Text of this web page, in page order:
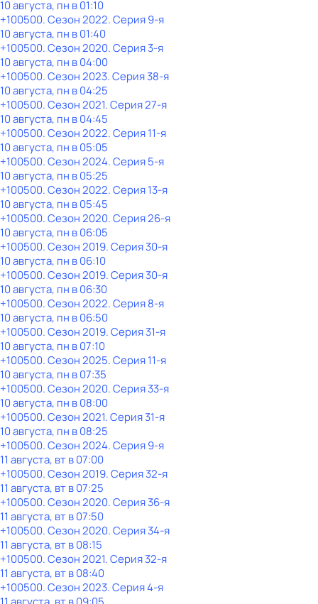
10 августа, пн в 01:10
+100500. Сезон 2022. Серия 9-я
10 августа, пн в 01:40
+100500. Сезон 2020. Серия 3-я
10 августа, пн в 04:00
+100500. Сезон 2023. Серия 38-я
10 августа, пн в 04:25
+100500. Сезон 2021. Серия 27-я
10 августа, пн в 04:45
+100500. Сезон 2022. Серия 11-я
10 августа, пн в 05:05
+100500. Сезон 2024. Серия 5-я
10 августа, пн в 05:25
+100500. Сезон 2022. Серия 13-я
10 августа, пн в 05:45
+100500. Сезон 2020. Серия 26-я
10 августа, пн в 06:05
+100500. Сезон 2019. Серия 30-я
10 августа, пн в 06:10
+100500. Сезон 2019. Серия 30-я
10 августа, пн в 06:30
+100500. Сезон 2022. Серия 8-я
10 августа, пн в 06:50
+100500. Сезон 2019. Серия 31-я
10 августа, пн в 07:10
+100500. Сезон 2025. Серия 11-я
10 августа, пн в 07:35
+100500. Сезон 2020. Серия 33-я
10 августа, пн в 08:00
+100500. Сезон 2021. Серия 31-я
10 августа, пн в 08:25
+100500. Сезон 2024. Серия 9-я
11 августа, вт в 07:00
+100500. Сезон 2019. Серия 32-я
11 августа, вт в 07:25
+100500. Сезон 2020. Серия 36-я
11 августа, вт в 07:50
+100500. Сезон 2020. Серия 34-я
11 августа, вт в 08:15
+100500. Сезон 2021. Серия 32-я
11 августа, вт в 08:40
+100500. Сезон 2023. Серия 4-я